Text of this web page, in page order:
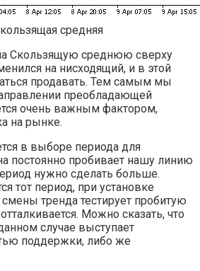
средняя
Скользящую среднюю сверху
на нисходящий, и в этой
продавать. Тем самым мы
преобладающей
очень важным фактором,
на рынке.
в выборе периода для
постоянно пробивает нашу линию
нужно сделать больше.
тот период, при установке
тренда тестирует пробитую
Можно сказать, что
случае выступает
поддержки, либо же